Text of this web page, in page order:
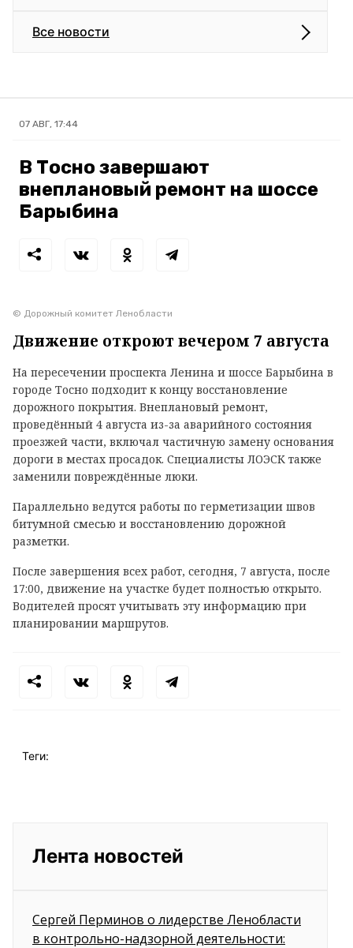
Все новости
07 АВГ, 17:44
В Тосно завершают
внеплановый ремонт на шоссе
Барыбина
© Дорожный комитет Ленобласти
Движение откроют вечером 7 августа
На пересечении проспекта Ленина и шоссе Барыбина в
городе Тосно подходит к концу восстановление
дорожного покрытия. Внеплановый ремонт,
проведённый 4 августа из-за аварийного состояния
проезжей части, включал частичную замену основания
дороги в местах просадок. Специалисты ЛОЭСК также
заменили повреждённые люки.
Параллельно ведутся работы по герметизации швов
битумной смесью и восстановлению дорожной
разметки.
После завершения всех работ, сегодня, 7 августа, после
17:00, движение на участке будет полностью открыто.
Водителей просят учитывать эту информацию при
планировании маршрутов.
Теги:
Лента новостей
Сергей Перминов о лидерстве Ленобласти
в контрольно-надзорной деятельности: